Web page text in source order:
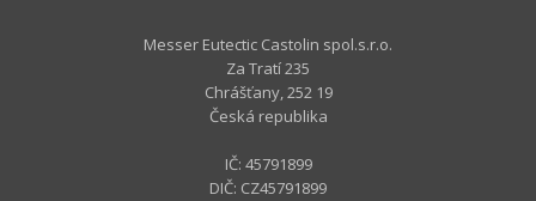
Messer Eutectic Castolin spol.s.r.o.
Za Tratí 235
Chrášťany, 252 19
Česká republika
IČ: 45791899
DIČ: CZ45791899